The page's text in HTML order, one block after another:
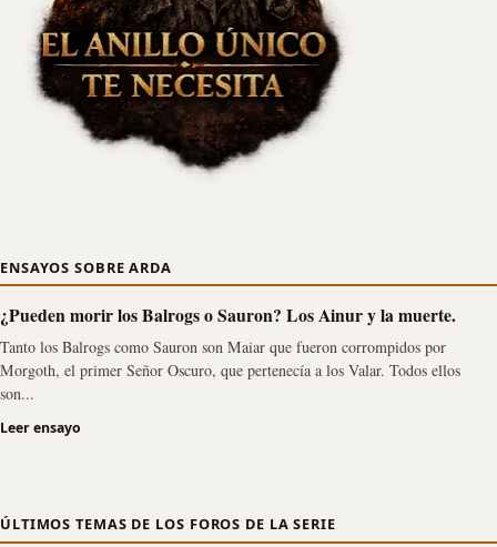
ENSAYOS SOBRE ARDA
¿Pueden morir los Balrogs o Sauron? Los Ainur y la muerte.
Tanto los Balrogs como Sauron son Maiar que fueron corrompidos por
Morgoth, el primer Señor Oscuro, que pertenecía a los Valar. Todos ellos
son...
Leer ensayo
ÚLTIMOS TEMAS DE LOS FOROS DE LA SERIE